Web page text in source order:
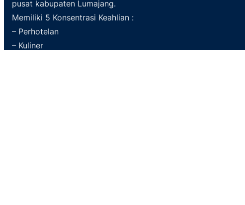
pusat kabupaten Lumajang.
Memiliki 5 Konsentrasi Keahlian :
– Perhotelan
– Kuliner